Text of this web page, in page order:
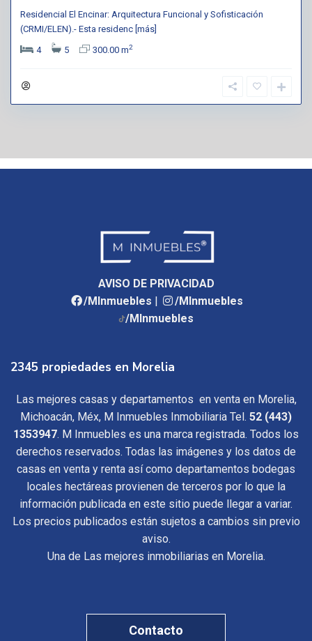
Residencial El Encinar: Arquitectura Funcional y Sofisticación
(CRMI/ELEN).- Esta residenc [más]
4
5 300.00 m2
AVISO DE PRIVACIDAD
/MInmuebles |
/MInmuebles
/MInmuebles
2345 propiedades en Morelia
Las mejores casas y departamentos en venta en Morelia,
Michoacán, Méx, M Inmuebles Inmobiliaria Tel. 52 (443)
1353947. M Inmuebles es una marca registrada. Todos los
derechos reservados. Todas las imágenes y los datos de
casas en venta y renta así como departamentos bodegas
locales hectáreas provienen de terceros por lo que la
información publicada en este sitio puede llegar a variar.
Los precios publicados están sujetos a cambios sin previo
aviso.
Una de Las mejores inmobiliarias en Morelia.